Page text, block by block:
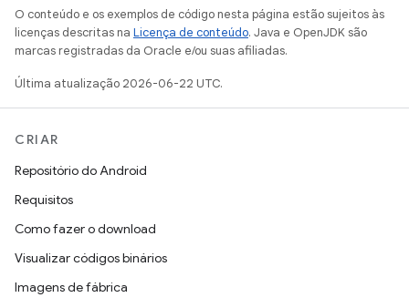
O conteúdo e os exemplos de código nesta página estão sujeitos às
licenças descritas na Licença de conteúdo. Java e OpenJDK são
marcas registradas da Oracle e/ou suas afiliadas.
Última atualização 2026-06-22 UTC.
CRIAR
Repositório do Android
Requisitos
Como fazer o download
Visualizar códigos binários
Imagens de fábrica